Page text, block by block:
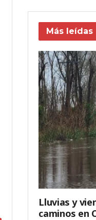
Más leídas
Lluvias y
caminos en